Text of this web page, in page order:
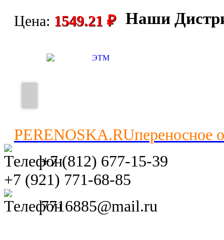
Цена: 1549.21 ₽ Наши
PERENOSKA.RUпереносное
+7 (812) 677-15-39
+7 (921) 771-68-85
7716885@mail.ru